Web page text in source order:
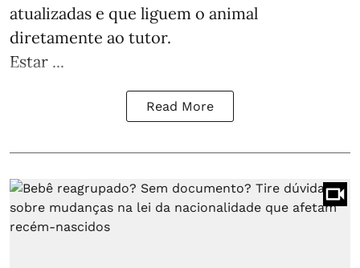
atualizadas e que liguem o animal
diretamente ao tutor.
Estar ...
Read More